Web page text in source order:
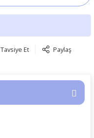
Tavsiye Et Paylaş